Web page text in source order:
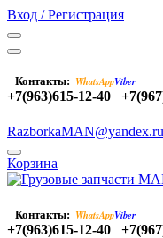
Вход / Регистрация
Контакты: WhatsAppViber
+7(963)615-12-40
RazborkaMAN@yandex.ru
Корзина
Контакты: WhatsAppViber
+7(963)615-12-40